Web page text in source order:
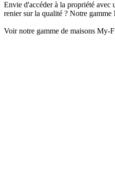
Envie d'accéder à la propriété avec
renier sur la qualité ? Notre
Voir notre gamme de maisons My-